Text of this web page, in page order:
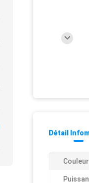
Détail